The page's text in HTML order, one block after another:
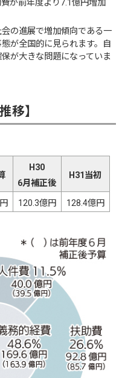
が前年度より7.1億円増加
の進展で増加傾向である一
が全国的に見られます。自
が大きな問題になっていま
移】
H30
6月補正後
H31当初
120.3億円 128.4億円